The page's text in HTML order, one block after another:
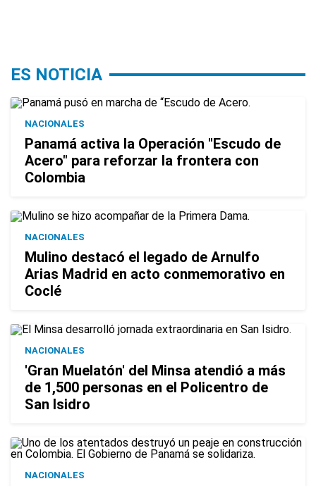
ES NOTICIA
NACIONALES
Panamá activa la Operación "Escudo de
Acero" para reforzar la frontera con
Colombia
NACIONALES
Mulino destacó el legado de Arnulfo
Arias Madrid en acto conmemorativo en
Coclé
NACIONALES
'Gran Muelatón' del Minsa atendió a más
de 1,500 personas en el Policentro de
San Isidro
NACIONALES